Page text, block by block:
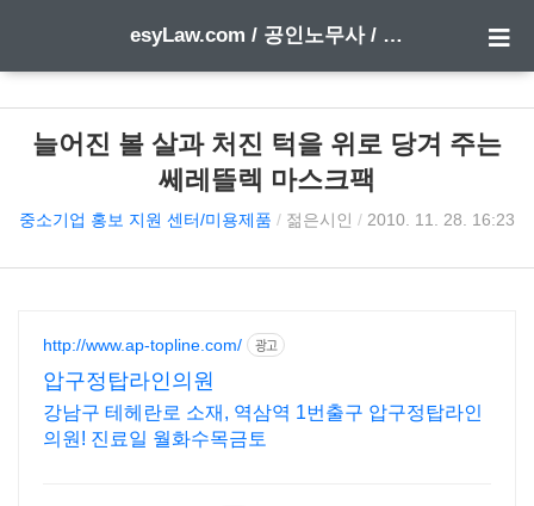
esyLaw.com / 공인노무사 / 행정사 한 방에 합격하기
늘어진 볼 살과 처진 턱을 위로 당겨 주는
쎄레뜰렉 마스크팩
중소기업 홍보 지원 센터/미용제품 / 젊은시인 / 2010. 11. 28. 16:23
http://www.ap-topline.com/ 광고
압구정탑라인의원
강남구 테헤란로 소재, 역삼역 1번출구 압구정탑라인
의원! 진료일 월화수목금토